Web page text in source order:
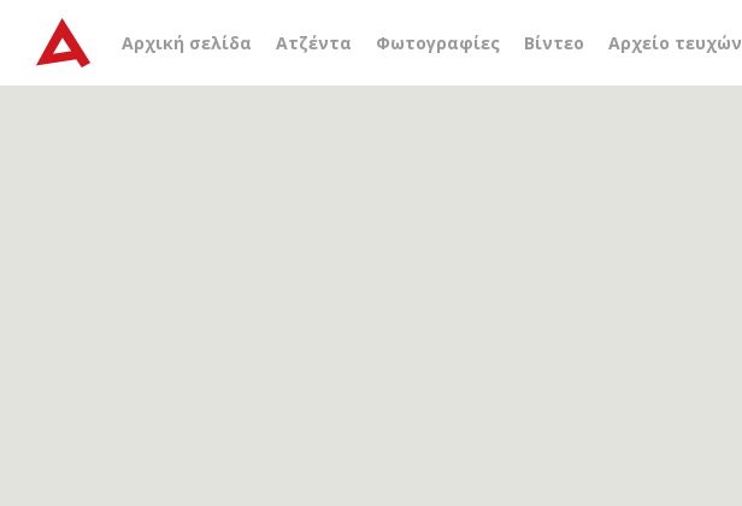
Αρχική σελίδα Ατζέντα Φωτογραφίες Βίντεο Αρχείο τευχών
Αρχείο ετικέτας Jean de Marigny